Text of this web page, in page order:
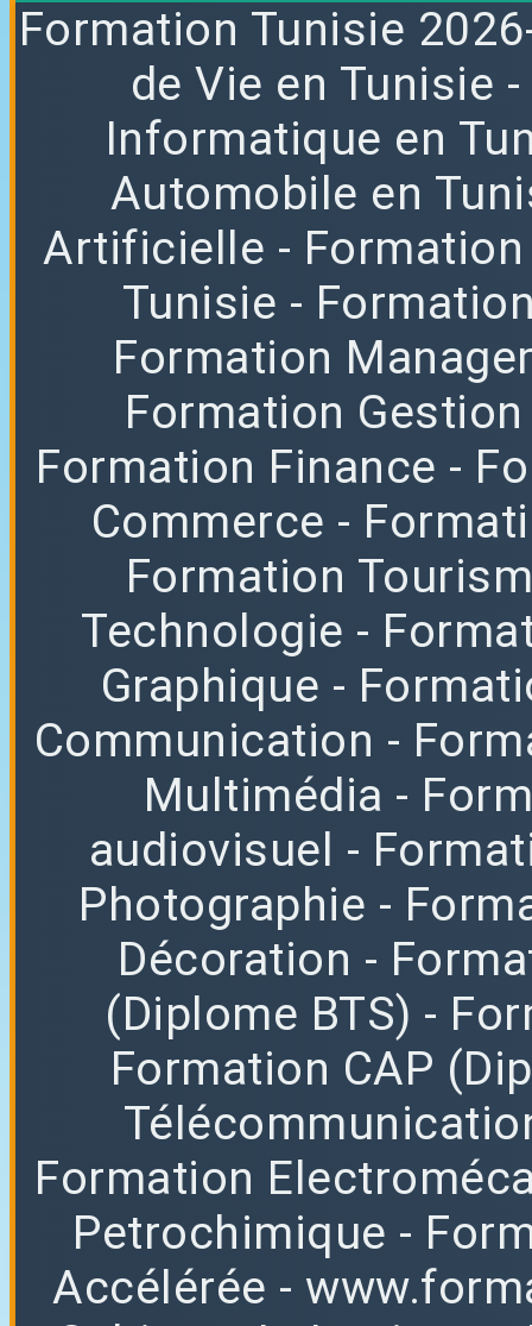
Formation Tunisie
de Vie en Tunisie -
Informatique en
Automobile en
Artificielle -
Tunisie -
Formation
Formation Gestion
Formation Finance -
Commerce -
Formation
Technologie -
Graphique -
Communication -
Multimédia -
audiovisuel -
Photographie -
Décoration -
(Diplome BTS) -
Formation CAP
Formation
Petrochimique -
Accélérée -